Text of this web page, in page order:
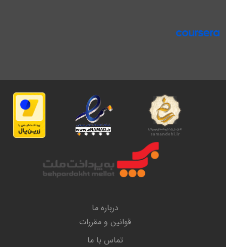
درباره ما
قوانین و مقررات
تماس با ما